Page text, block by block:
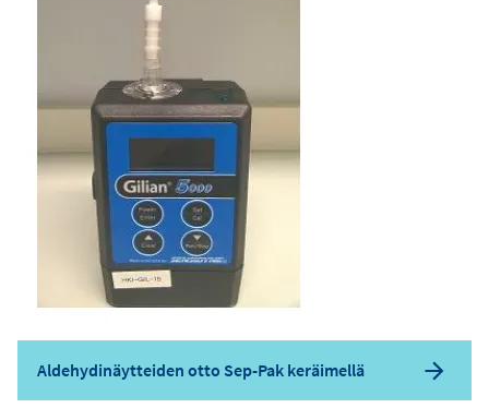
Aldehydinäytteiden otto Sep-Pak keräimellä